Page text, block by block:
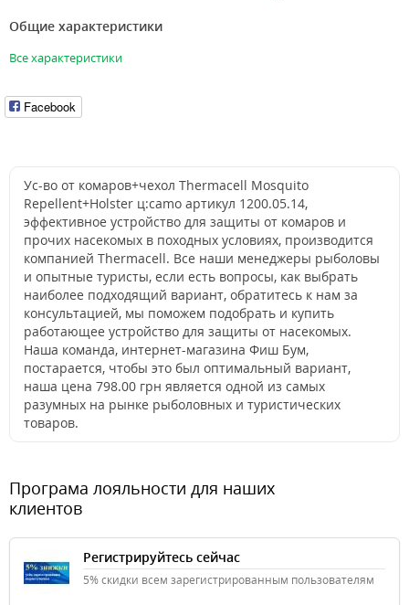
Общие характеристики
Все характеристики
Facebook
Ус-во от комаров+чехол Thermacell Mosquito
Repellent+Holster ц:camo артикул 1200.05.14,
эффективное устройство для защиты от комаров и
прочих насекомых в походных условиях, производится
компанией Thermacell. Все наши менеджеры рыболовы
и опытные туристы, если есть вопросы, как выбрать
наиболее подходящий вариант, обратитесь к нам за
консультацией, мы поможем подобрать и купить
работающее устройство для защиты от насекомых.
Наша команда, интернет-магазина Фиш Бум,
постарается, чтобы это был оптимальный вариант,
наша цена 798.00 грн является одной из самых
разумных на рынке рыболовных и туристических
товаров.
Програма лояльности для наших
клиентов
Регистрируйтесь сейчас
5% скидки всем зарегистрированным пользователям